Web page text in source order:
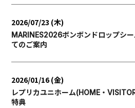
2026/07/23 (木)
MARINES2026ボンボンドロップシ
てのご案内
2026/01/16 (金)
レプリカユニホーム(HOME・
特典